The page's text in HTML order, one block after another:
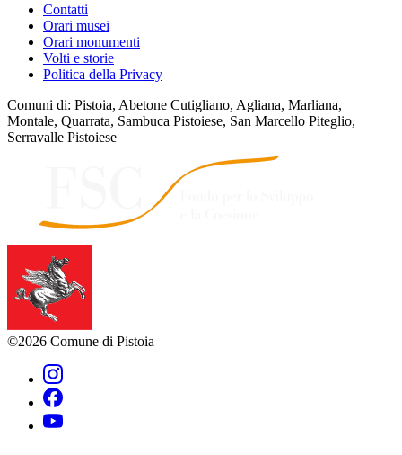
Contatti
Orari musei
Orari monumenti
Volti e storie
Politica della Privacy
Comuni di: Pistoia, Abetone Cutigliano, Agliana, Marliana,
Montale, Quarrata, Sambuca Pistoiese, San Marcello Piteglio,
Serravalle Pistoiese
©2026 Comune di Pistoia